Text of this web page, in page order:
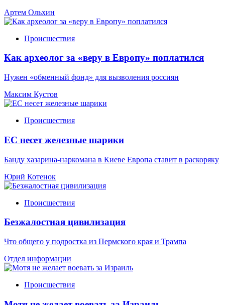
Артем Ольхин
Происшествия
Как археолог за «веру в Европу» поплатился
Нужен «обменный фонд» для вызволения россиян
Максим Кустов
Происшествия
ЕС несет железные шарики
Банду хазарина-наркомана в Киеве Европа ставит в раскоряку
Юрий Котенок
Происшествия
Безжалостная цивилизация
Что общего у подростка из Пермского края и Трампа
Отдел информации
Происшествия